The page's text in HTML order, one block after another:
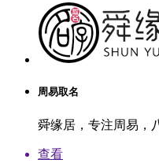
周易取名
舜缘居，专注周易，
查看